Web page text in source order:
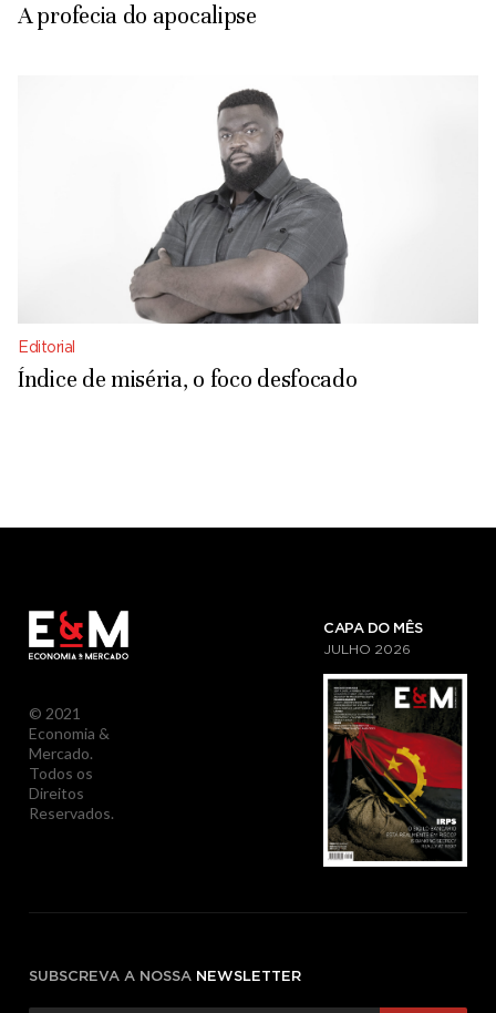
A profecia do apocalipse
Editorial
Índice de miséria, o foco desfocado
© 2021
Economia &
Mercado.
Todos os
Direitos
Reservados.
CAPA DO MÊS
JULHO 2026
SUBSCREVA A NOSSA NEWSLETTER